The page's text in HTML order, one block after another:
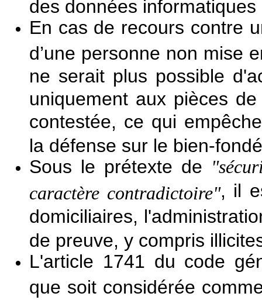
des données
En cas de recours contre
d’une personne non mise
ne serait plus possible
uniquement aux pièces
contestée, ce qui
la défense sur le bien-
Sous le prétexte de
caractère contradictoire", il
domiciliaires,
de preuve, y compris
L'article 1741 du code
que soit considérée